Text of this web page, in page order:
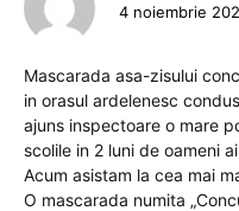
4 noiembrie
Mascarada asa-zisului
in orasul ardelenesc
ajuns inspectoare o mare
scolile in 2 luni de oameni
Acum asistam la cea mai
O mascarada numita